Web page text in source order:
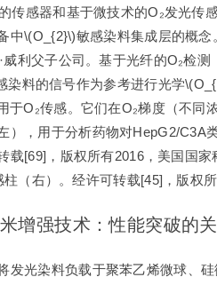
传感器和基于微技术的O₂发光传
中\(O_{2}\)敏感染料集成层的概
威利父子公司。基于光纤的O₂检
染料的信号作为参考进行光学
于O₂传感。它们在O₂梯度（不
），用于分析药物对HepG2/
载[69]，版权所有2016，美国国
（右）。经许可转载[45]，版权所
强技术：性能突破的
发光染料负载于聚苯乙烯微球、